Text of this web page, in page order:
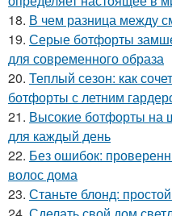
18. В чем разница между
19. Серые ботфорты
для современного образа
20. Теплый сезон: как
ботфорты с летним
21. Высокие ботфорты на
для каждый день
22. Без ошибок:
волос дома
23. Станьте блонд: